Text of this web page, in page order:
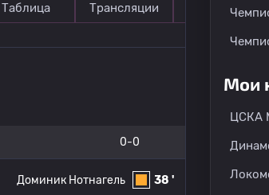
Таблица Трансляции Прогноз
0-0
38 '
Доминик Нотнагель
Мои
ЦСКА